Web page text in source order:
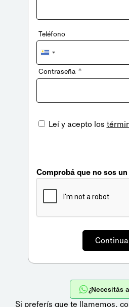
Teléfono
Uruguay
+598
Contraseña *
Leí y acepto los
Comprobá que no sos
¿Necesitás
Si preferís que te llamemos,